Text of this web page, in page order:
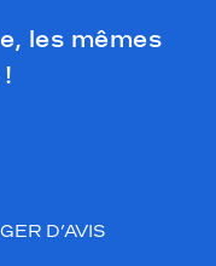
les mêmes
D’AVIS